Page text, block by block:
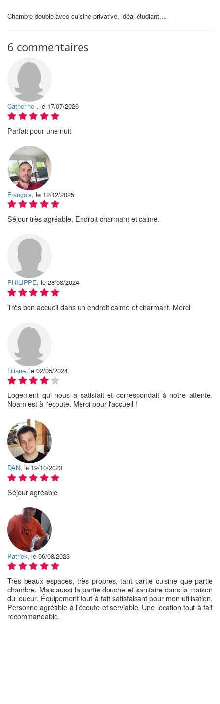
Chambre double avec cuisine privative, idéal étudiant,...
6 commentaires
Catherine , le 17/07/2026
Parfait pour une nuit
François, le 12/12/2025
Séjour très agréable, Endroit charmant et calme.
PHILIPPE, le 28/08/2024
Très bon accueil dans un endroit calme et charmant. Merci
Liliane, le 02/05/2024
Logement qui nous a satisfait et correspondait à notre attente.
Noam est à l'écoute. Merci pour l'accueil !
DAN, le 19/10/2023
Séjour agréable
Patrick, le 06/08/2023
Très beaux espaces, très propres, tant partie cuisine que partie
chambre. Mais aussi la partie douche et sanitaire dans la maison
du loueur. Équipement tout à fait satisfaisant pour mon utilisation.
Personne agréable à l'écoute et serviable. Une location tout à fait
recommandable.